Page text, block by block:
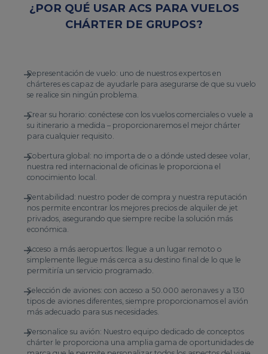
¿POR QUÉ USAR ACS PARA VUELOS
CHÁRTER DE GRUPOS?
Representación de vuelo: uno de nuestros expertos en
chárteres es capaz de ayudarle para asegurarse de que su vuelo
se realice sin ningún problema.
Crear su horario: conéctese con los vuelos comerciales o vuele a
su itinerario a medida – proporcionaremos el mejor chárter
para cualquier requisito.
Cobertura global: no importa de o a dónde usted desee volar,
nuestra red internacional de oficinas le proporciona el
conocimiento local.
Rentabilidad: nuestro poder de compra y nuestra reputación
nos permite encontrar los mejores precios de alquiler de jet
privados, asegurando que siempre recibe la solución más
económica.
Acceso a más aeropuertos: llegue a un lugar remoto o
simplemente llegue más cerca a su destino final de lo que le
permitiría un servicio programado.
Selección de aviones: con acceso a 50.000 aeronaves y a 130
tipos de aviones diferentes, siempre proporcionamos el avión
más adecuado para sus necesidades.
Personalice su avión: Nuestro equipo dedicado de conceptos
chárter le proporciona una amplia gama de oportunidades de